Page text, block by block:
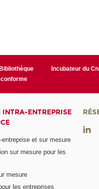
Incubateur du
ENTREPRISE
entreprise et sur mesure
sur mesure pour les
mesure
les entreprises